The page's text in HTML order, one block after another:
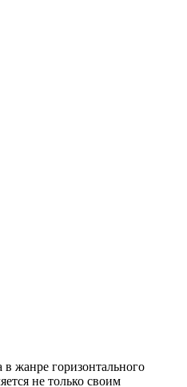
жанре горизонтального
не только своим